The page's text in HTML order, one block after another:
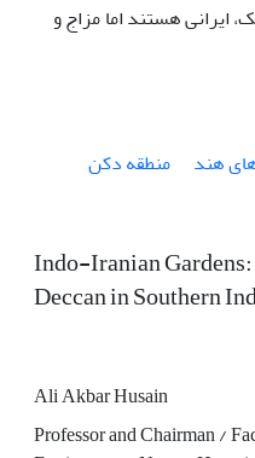
ایرانی هستند اما مزاج و
هند
منطقه دکن
Indo-Iranian
Deccan in Southern
Ali Akbar Husain
Professor and Chairman /